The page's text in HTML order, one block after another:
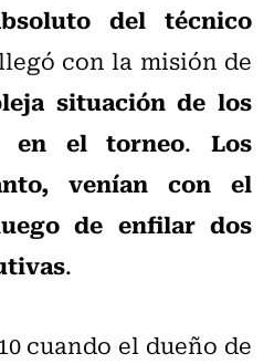
del técnico
con la misión de
situación de los
en el torneo. Los
venían con el
de enfilar dos
.
cuando el dueño de